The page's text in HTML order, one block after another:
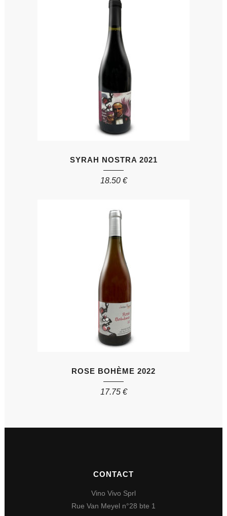
SYRAH NOSTRA 2021
18.50 €
ROSE BOHÈME 2022
17.75 €
CONTACT
Vino Vivo Sprl
Rue Van Meyel n°28 bte 1